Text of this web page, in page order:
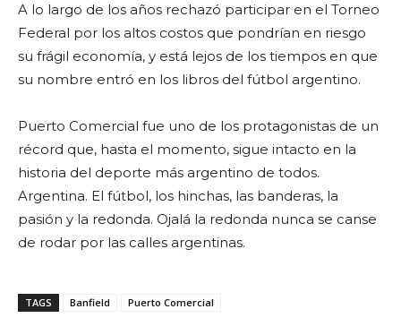
A lo largo de los años rechazó participar en el Torneo
Federal por los altos costos que pondrían en riesgo
su frágil economía, y está lejos de los tiempos en que
su nombre entró en los libros del fútbol argentino.
Puerto Comercial fue uno de los protagonistas de un
récord que, hasta el momento, sigue intacto en la
historia del deporte más argentino de todos.
Argentina. El fútbol, los hinchas, las banderas, la
pasión y la redonda. Ojalá la redonda nunca se canse
de rodar por las calles argentinas.
TAGS Banfield Puerto Comercial